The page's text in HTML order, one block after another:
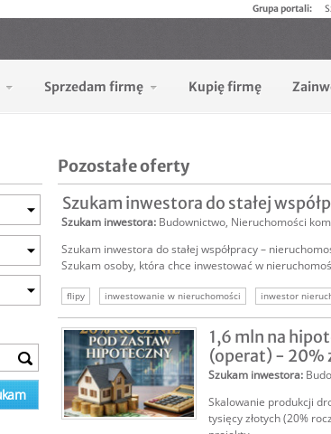
Grupa portali:
Sprzedam firmę Kupię firmę
Pozostałe oferty
Szukam inwestora do stałej
Szukam inwestora: Budownictwo, Nieruchomości
Szukam inwestora do stałej współpracy –
Szukam osoby, która chce inwestować w
flipy inwestowanie w nieruchomości inwestor
1,6 mln na
(operat) - 20%
Szukam inwestora:
Skalowanie produkcji
tysięcy złotych (20%